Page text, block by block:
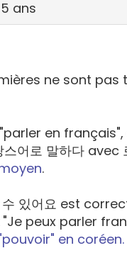
ans
ne sont pas
en
어로 말하다 avec
.
수 있어요 est
peux parler
en coréen.